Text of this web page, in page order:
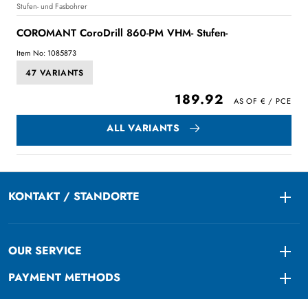
Stufen- und Fasbohrer
COROMANT CoroDrill 860-PM VHM- Stufen-
Item No: 1085873
47 VARIANTS
189.92
ALL VARIANTS
KONTAKT / STANDORTE
OUR SERVICE
PAYMENT METHODS